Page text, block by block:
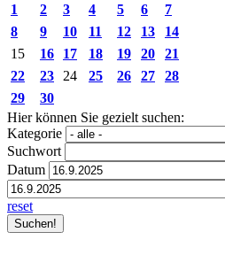
1
2 3 4 5 6
7
8
9 10 11 12 13
14
15
16 17 18 19 20
21
22
23 24 25 26 27
28
29
30
Hier können Sie gezielt suchen:
Kategorie
Suchwort
Datum
reset